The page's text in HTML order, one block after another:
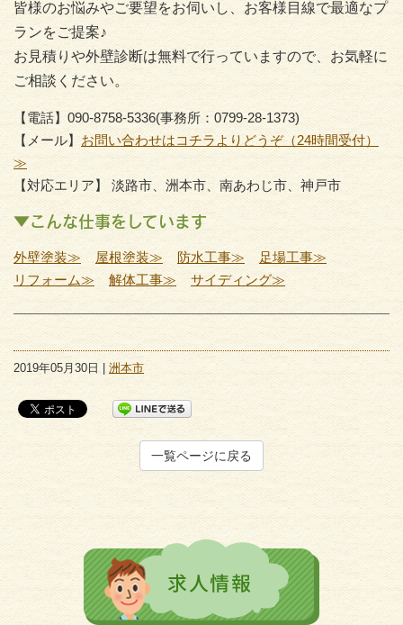
皆様のお悩みやご要望をお伺いし、お客様目線で最適なプ
ランをご提案♪
お見積りや外壁診断は無料で行っていますので、お気軽に
ご相談ください。
【電話】090-8758-5336(事務所：0799-28-1373)
【メール】お問い合わせはコチラよりどうぞ（24時間受付）
≫
【対応エリア】 淡路市、洲本市、南あわじ市、神戸市
▼こんな仕事をしています
外壁塗装≫ 屋根塗装≫ 防水工事≫
足場工事≫
リフォーム≫
解体工事≫ サイディング≫
2019年05月30日 | 洲本市
一覧ページに戻る